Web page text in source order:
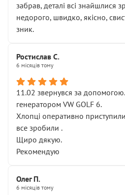
забрав, деталі всі знайшлися
недорого, швидко, якісно,
зник.
Ростислав С.
6 місяців тому
11.02 звернувся за
генератором VW GOLF 6.
Хлопці оперативно
все зробили .
Щиро дякую.
Рекомендую
Олег П.
6 місяців тому